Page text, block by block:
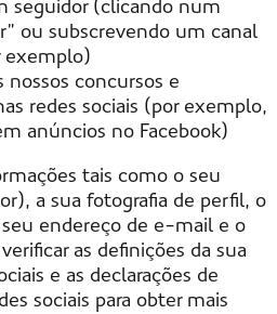
seguidor (clicando num
ou subscrevendo um canal
exemplo)
nossos concursos e
redes sociais (por exemplo,
anúncios no Facebook)
tais como o seu
a sua fotografia de perfil, o
endereço de e-mail e o
as definições da sua
e as declarações de
sociais para obter mais